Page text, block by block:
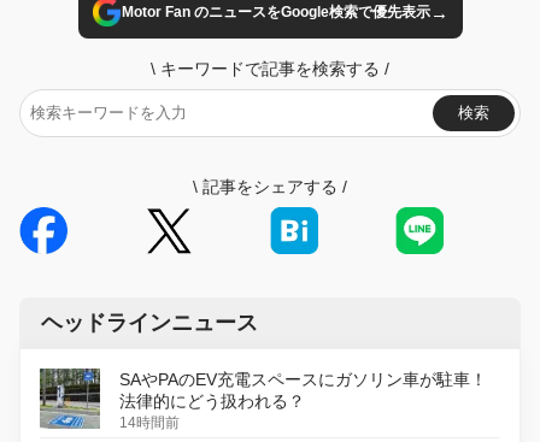
Motor Fan のニュースをGoogle検索で優先表示→
\ キーワードで記事を検索する /
検索
\ 記事をシェアする /
ヘッドラインニュース
SAやPAのEV充電スペースにガソリン車が駐車！
法律的にどう扱われる？
14時間前